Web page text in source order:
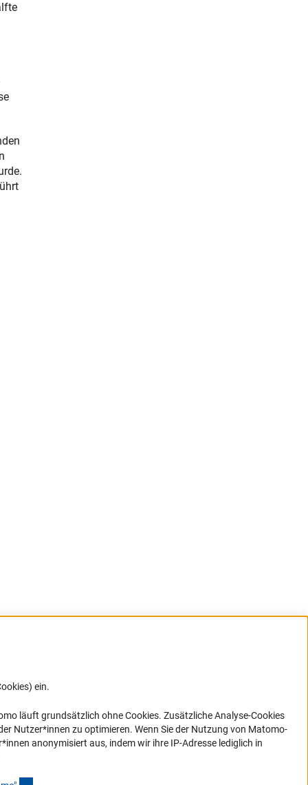
ein.
Link)
läuft grundsätzlich ohne Cookies. Zusätzliche Analyse-Cookies
Nutzer*innen zu optimieren. Wenn Sie der Nutzung von Matomo-
anonymisiert aus, indem wir ihre IP-Adresse lediglich in